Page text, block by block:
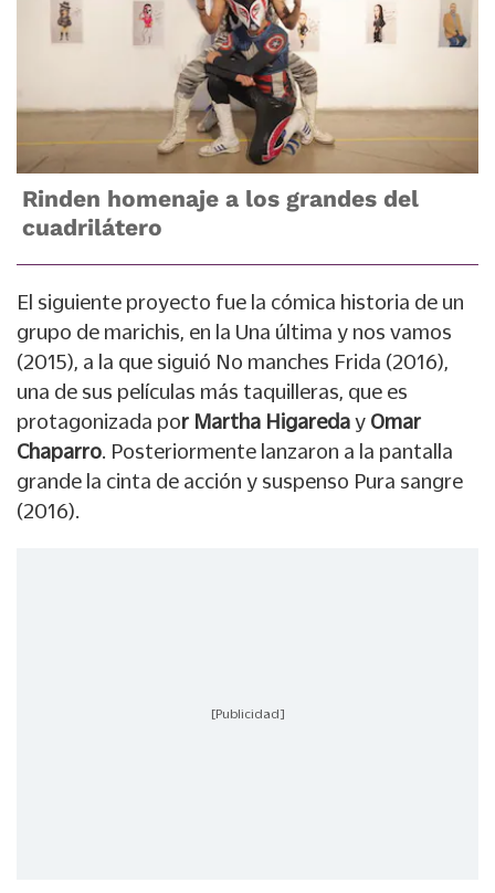
Rinden homenaje a los grandes del
cuadrilátero
El siguiente proyecto fue la cómica historia de un
grupo de marichis, en la Una última y nos vamos
(2015), a la que siguió No manches Frida (2016),
una de sus películas más taquilleras, que es
protagonizada por Martha Higareda y Omar
Chaparro. Posteriormente lanzaron a la pantalla
grande la cinta de acción y suspenso Pura sangre
(2016).
[Publicidad]